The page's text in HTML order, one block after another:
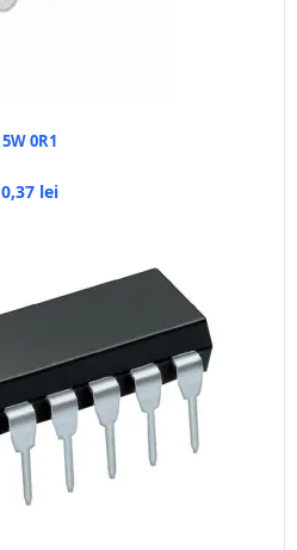
5W 0R1
0,37 lei